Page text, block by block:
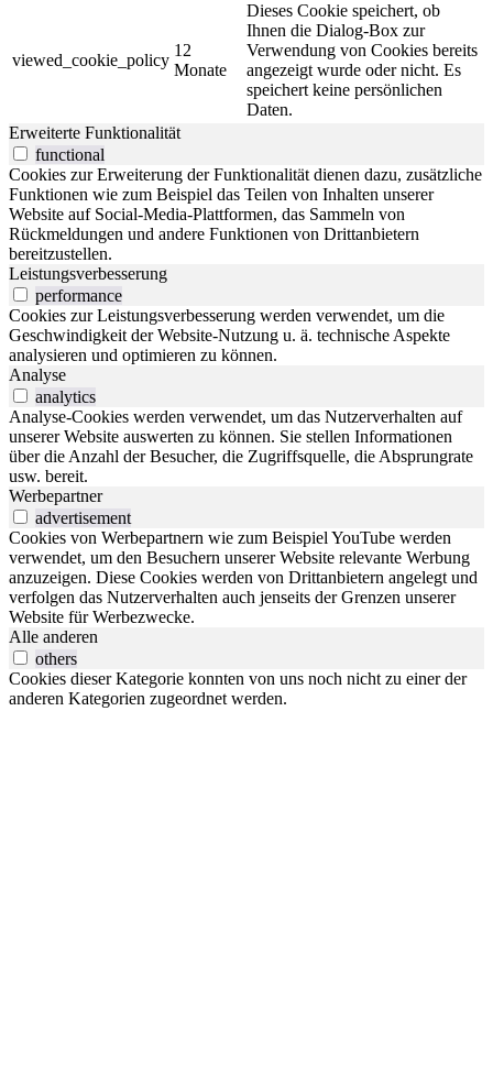
viewed_cookie_policy
12
Monate
Dieses Cookie speichert, ob
Ihnen die Dialog-Box zur
Verwendung von Cookies bereits
angezeigt wurde oder nicht. Es
speichert keine persönlichen
Daten.
Erweiterte Funktionalität
functional
Cookies zur Erweiterung der Funktionalität dienen dazu, zusätzliche
Funktionen wie zum Beispiel das Teilen von Inhalten unserer
Website auf Social-Media-Plattformen, das Sammeln von
Rückmeldungen und andere Funktionen von Drittanbietern
bereitzustellen.
Leistungsverbesserung
performance
Cookies zur Leistungsverbesserung werden verwendet, um die
Geschwindigkeit der Website-Nutzung u. ä. technische Aspekte
analysieren und optimieren zu können.
Analyse
analytics
Analyse-Cookies werden verwendet, um das Nutzerverhalten auf
unserer Website auswerten zu können. Sie stellen Informationen
über die Anzahl der Besucher, die Zugriffsquelle, die Absprungrate
usw. bereit.
Werbepartner
advertisement
Cookies von Werbepartnern wie zum Beispiel YouTube werden
verwendet, um den Besuchern unserer Website relevante Werbung
anzuzeigen. Diese Cookies werden von Drittanbietern angelegt und
verfolgen das Nutzerverhalten auch jenseits der Grenzen unserer
Website für Werbezwecke.
Alle anderen
others
Cookies dieser Kategorie konnten von uns noch nicht zu einer der
anderen Kategorien zugeordnet werden.